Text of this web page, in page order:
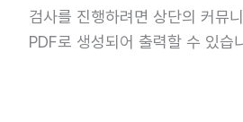
검사를 진행하려면 상단의 커뮤
PDF로 생성되어 출력할 수 있습